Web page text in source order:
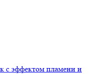
с эффектом пламени и